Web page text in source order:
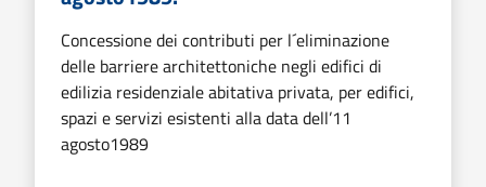
Concessione dei contributi per l´eliminazione
delle barriere architettoniche negli edifici di
edilizia residenziale abitativa privata, per edifici,
spazi e servizi esistenti alla data dell’11
agosto1989